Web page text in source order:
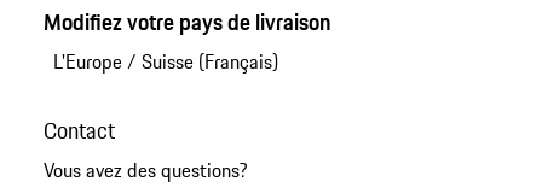
Modifiez votre pays de livraison
L'Europe/ Suisse (Français)
Contact
Vous avez des questions?